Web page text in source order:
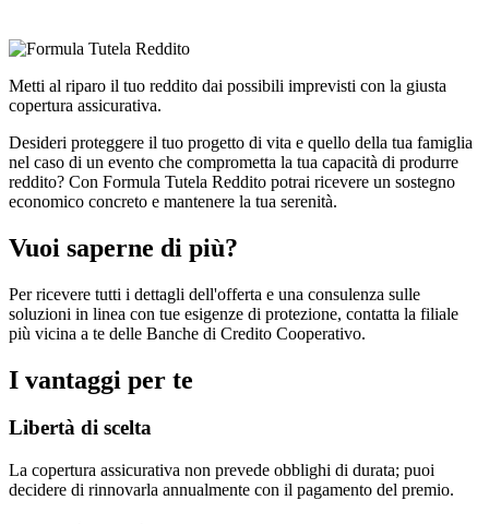
Metti al riparo il tuo reddito dai possibili imprevisti con la giusta
copertura assicurativa.
Desideri proteggere il tuo progetto di vita e quello della tua famiglia
nel caso di un evento che comprometta la tua capacità di produrre
reddito? Con Formula Tutela Reddito potrai ricevere un sostegno
economico concreto e mantenere la tua serenità.
Vuoi saperne di più?
Per ricevere tutti i dettagli dell'offerta e una consulenza sulle
soluzioni in linea con tue esigenze di protezione, contatta la filiale
più vicina a te delle Banche di Credito Cooperativo.
I vantaggi per te
Libertà di scelta
La copertura assicurativa non prevede obblighi di durata; puoi
decidere di rinnovarla annualmente con il pagamento del premio.